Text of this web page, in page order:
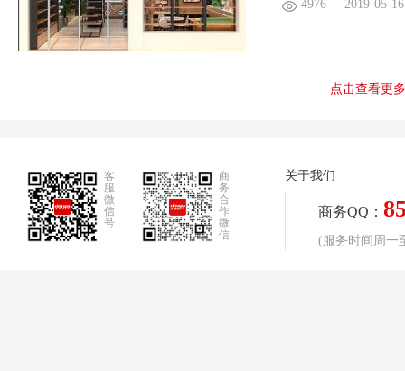
4976 2019-05-16
点击查看更
客
服
微
信
号
商
务
合
作
微
信
关于我们
商务QQ：
(服务时间周一